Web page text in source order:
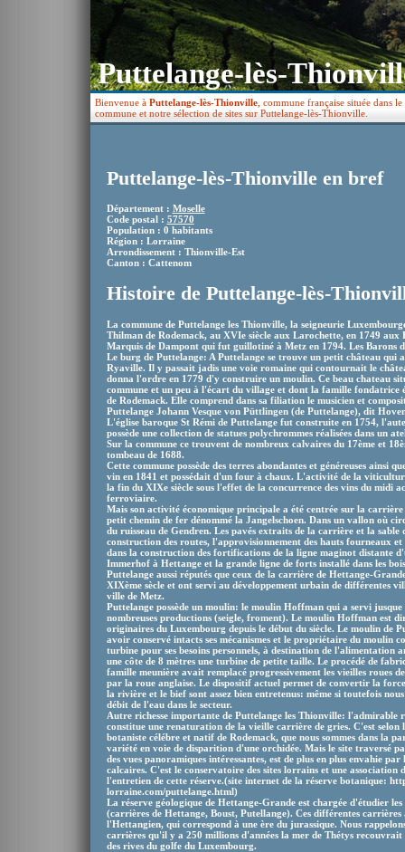
Puttelange-lès-
Bienvenue à Puttelange-lès-Thionville , commune française située dans
commune et notre sélection de sites sur Puttelange-lès-Thionville.
Puttelange-lès-Thionville en bref
Département : Moselle
Code postal : 57570
Population : 0 habitants
Région : Lorraine
Arrondissement : Thionville-Est
Canton : Cattenom
Histoire de Puttelange-lès-
La commune de Puttelange les Thionville, la seigneurie
Thilman de Rodemack, au XVIe siècle aux Larochette, en 1749 aux
Marquis de Dampont qui fut guillotiné à Metz en 1794. Les Barons
Le burg de Puttelange: A Puttelange se trouve un petit château qui
Ryaville. Il y passait jadis une voie romaine qui contournait le
donna l'ordre en 1779 d'y construire un moulin. Ce beau chateau
commune et un peu à l'écart du village et dont la famille fondatrice
de Rodemack. Elle comprend dans sa filiation le musicien et
Puttelange Johann Vesque von Püttlingen (de Puttelange), dit
L'église baroque St Rémi de Puttelange fut construite en 1754,
possède une collection de statues polychrommes réalisées dans un
Sur la commune ce trouvent de nombreux calvaires du 17ème et
tombeau de 1688.
Cette commune possède des terres abondantes et généreuses ainsi
vin en 1841 et possédait d'un four à chaux. L'activité de la
la fin du XIXe siècle sous l'effet de la concurrence des vins du midi
ferroviaire.
Mais son activité économique principale a été centrée sur la
petit chemin de fer dénommé la Jangelschoen. Dans un vallon où
du ruisseau de Gendren. Les pavés extraits de la carrière et la
construction des routes, l'approvisionnement des hauts fourneaux et
dans la construction des fortifications de la ligne maginot distante
Immerhof à Hettange et la grande ligne de forts installé dans les
Puttelange aussi réputés que ceux de la carrière de Hettange-
XIXème sècle et ont servi au développement urbain de différentes
ville de Metz.
Puttelange possède un moulin: le moulin Hoffman qui a servi jusque
nombreuses productions (seigle, froment). Le moulin Hoffman est
originaires du Luxembourg depuis le début du siècle. Le moulin de
avoir conservé intacts ses mécanismes et le propriétaire du moulin
turbine pour ses besoins personnels, à destination de l'alimentation
une côte de 8 mètres une turbine de petite taille. Le procédé de
famille meunière avait remplacé progressivement les vieilles roues
par la roue anglaise. Le dispositif actuel permet de convertir la
la rivière et le bief sont assez bien entretenus: même si toutefois
débit de l'eau dans le secteur.
Autre richesse importante de Puttelange les Thionville: l'admirable
constitue une renaturation de la vieille carrière de gries. C'est selon
botaniste célébre et natif de Rodemack, que nous sommes dans la
variété en voie de disparition d'une orchidée. Mais le site traversé
des vues panoramiques intéressantes, est de plus en plus envahie
calcaires. C'est le conservatoire des sites lorrains et une association
l'entretien de cette réserve.(site internet de la réserve botanique:
lorraine.com/puttelange.html)
La réserve géologique de Hettange-Grande est chargée d'étudier
(carrières de Hettange, Boust, Putellange). Ces différentes
l'Hettangien, qui correspond à une ère du jurassique. Nous
carrières qu'il y a 250 millions d'années la mer de Thétys
des rives du golfe du Luxembourg.